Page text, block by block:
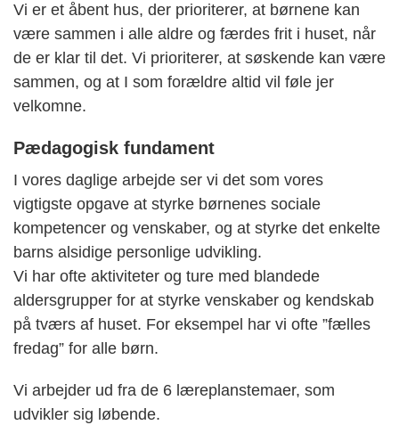
Vi er et åbent hus, der prioriterer, at børnene kan
være sammen i alle aldre og færdes frit i huset, når
de er klar til det. Vi prioriterer, at søskende kan være
sammen, og at I som forældre altid vil føle jer
velkomne.
Pædagogisk fundament
I vores daglige arbejde ser vi det som vores
vigtigste opgave at styrke børnenes sociale
kompetencer og venskaber, og at styrke det enkelte
barns alsidige personlige udvikling.
Vi har ofte aktiviteter og ture med blandede
aldersgrupper for at styrke venskaber og kendskab
på tværs af huset. For eksempel har vi ofte ”fælles
fredag” for alle børn.
Vi arbejder ud fra de 6 læreplanstemaer, som
udvikler sig løbende.